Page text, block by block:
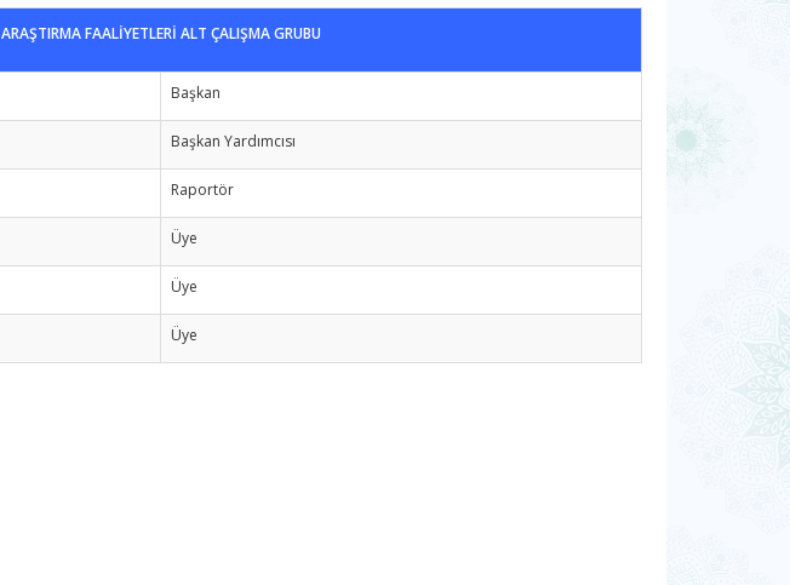
ARAŞTIRMA FAALİYETLERİ ALT ÇALIŞMA GRUBU
Başkan
Başkan Yardımcısı
Raportör
Üye
Üye
Üye